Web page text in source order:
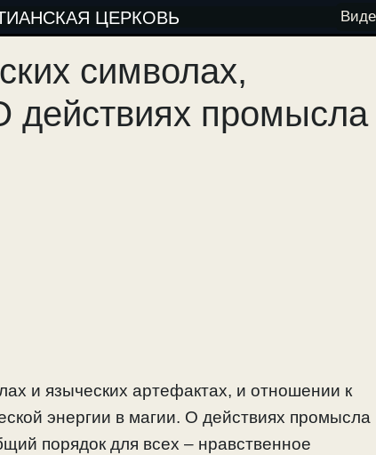
ЦЕРКОВЬ
символах,
действиях промысла
и языческих артефактах, и отношении к
энергии в магии. О действиях промысла
порядок для всех – нравственное